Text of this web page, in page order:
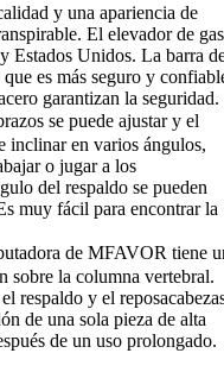
y una apariencia de
El elevador de gas
Estados Unidos. La barra
es más seguro y
garantizan la seguridad.
se puede ajustar y el
inclinar en varios ángulos,
o jugar a los
del respaldo se pueden
muy fácil para encontrar la
de MFAVOR tiene
sobre la columna vertebral.
respaldo y el
de una sola pieza de alta
de un uso prolongado.